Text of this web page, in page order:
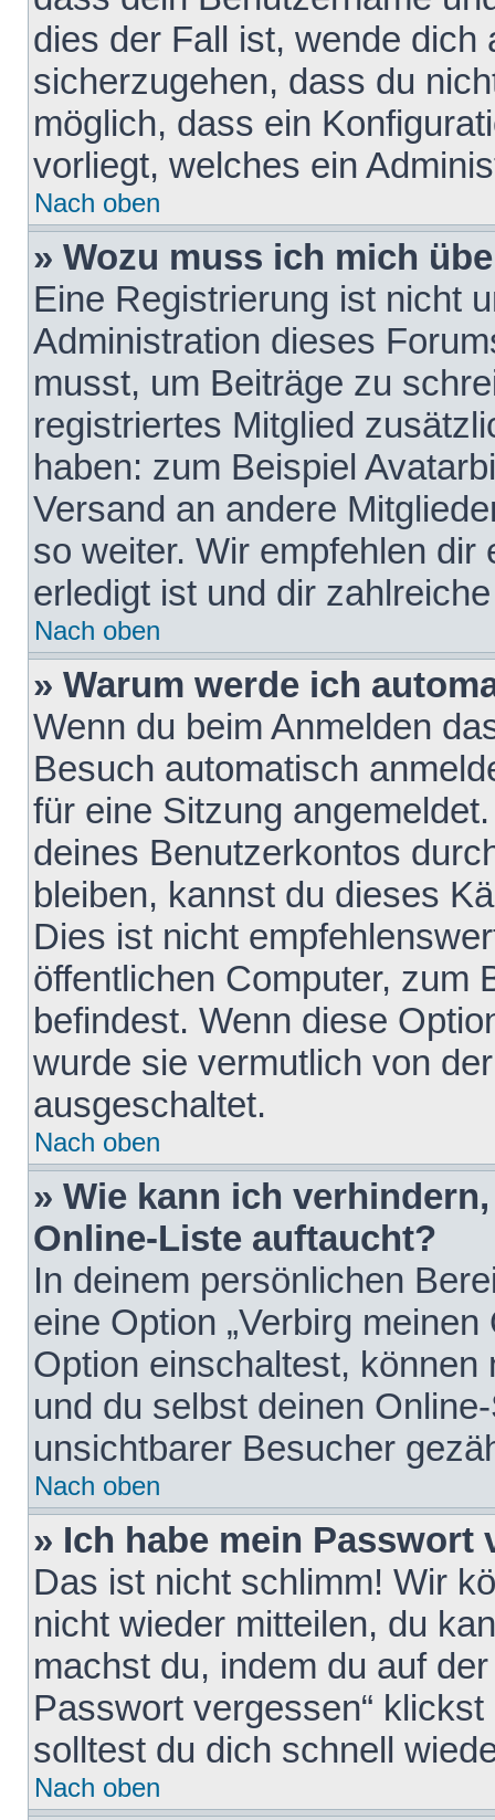
dies der Fall ist, wende dich
sicherzugehen, dass du
möglich, dass ein
vorliegt, welches ein
Nach oben
» Wozu muss ich mich
Eine Registrierung ist nicht
Administration dieses
musst, um Beiträge zu
registriertes Mitglied
haben: zum Beispiel
Versand an andere
so weiter. Wir empfehlen
erledigt ist und dir
Nach oben
» Warum werde ich
Wenn du beim Anmelden
Besuch automatisch
für eine Sitzung
deines Benutzerkontos
bleiben, kannst du dieses
Dies ist nicht
öffentlichen Computer, zum
befindest. Wenn diese
wurde sie vermutlich von
ausgeschaltet.
Nach oben
» Wie kann ich
Online-Liste auftaucht?
In deinem persönlichen
eine Option „Verbirg
Option einschaltest,
und du selbst deinen
unsichtbarer Besucher
Nach oben
» Ich habe mein Passwort
Das ist nicht schlimm! Wir
nicht wieder mitteilen, du
machst du, indem du auf
Passwort vergessen“
solltest du dich schnell
Nach oben